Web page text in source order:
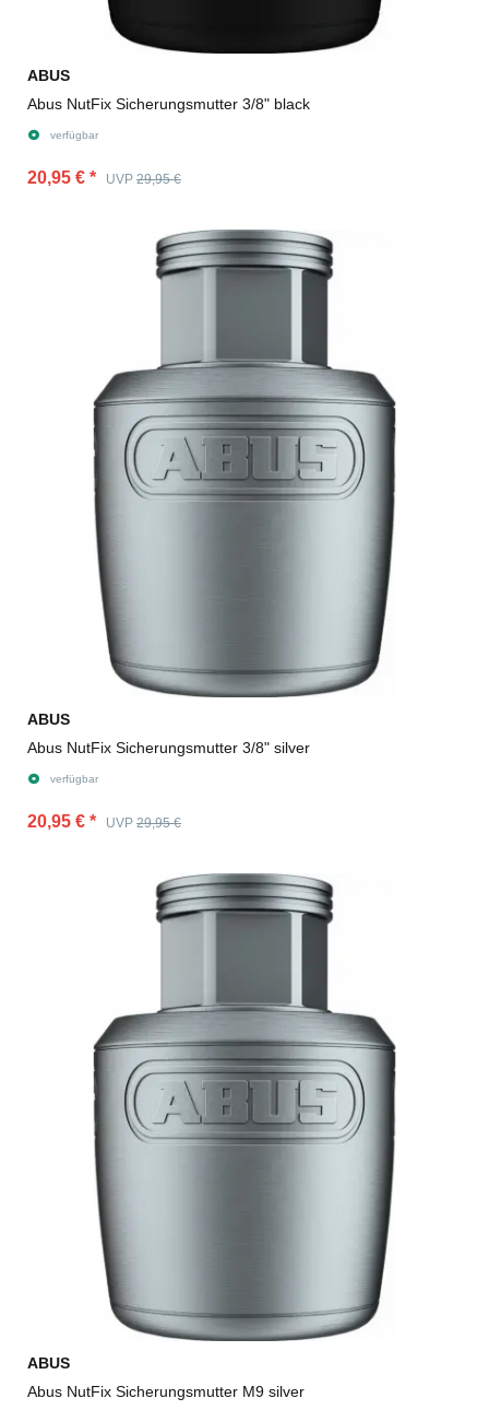
ABUS
Abus NutFix Sicherungsmutter 3/8" black
verfügbar
20,95 € * UVP 29,95 €
ABUS
Abus NutFix Sicherungsmutter 3/8" silver
verfügbar
20,95 € * UVP 29,95 €
ABUS
Abus NutFix Sicherungsmutter M9 silver